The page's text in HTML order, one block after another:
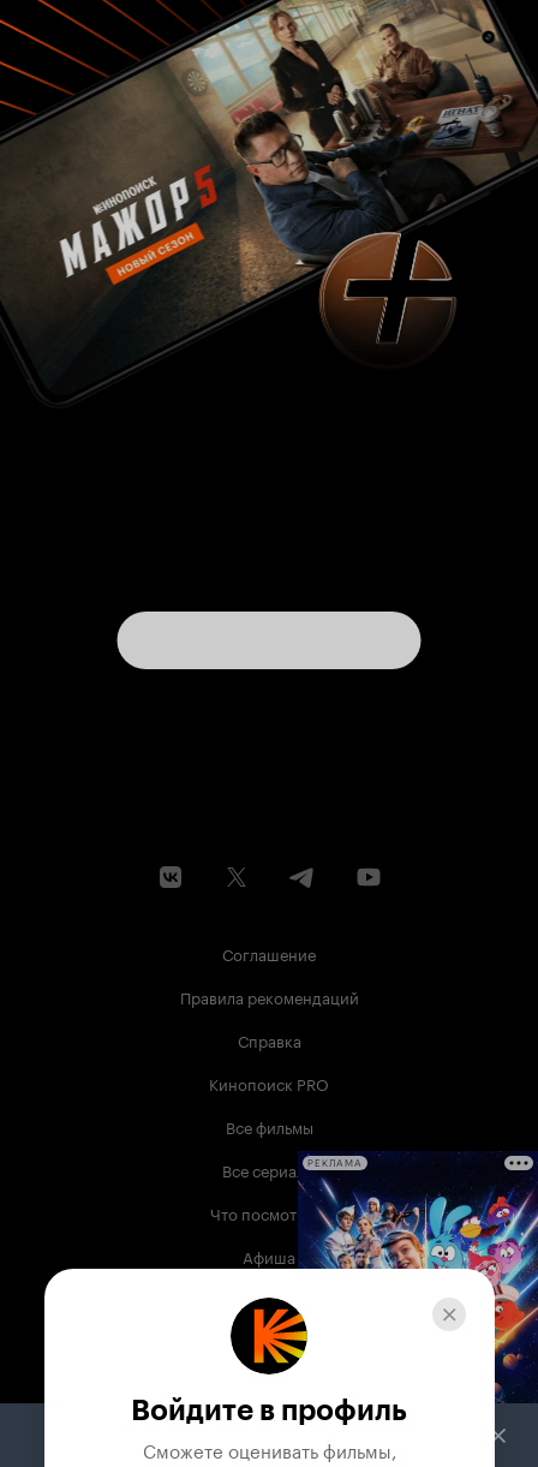
Соглашение
Правила рекомендаций
Справка
Кинопоиск PRO
Все фильмы
Все сериалы
Что посмотреть
Афиша
Музыка
Телепрограмма
Служба поддержки
РЕКЛАМА
Войдите в профиль
Сможете оценивать фильмы,